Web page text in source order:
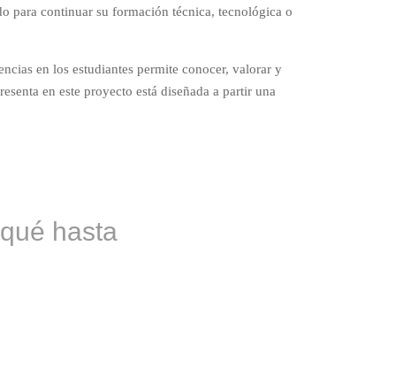
para continuar su formación técnica, tecnológica o
en los estudiantes permite conocer, valorar y
en este proyecto está diseñada a partir una
hasta